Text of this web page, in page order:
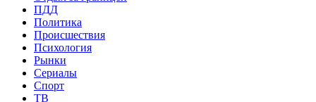
ПДД
Политика
Происшествия
Психология
Рынки
Сериалы
Спорт
ТВ